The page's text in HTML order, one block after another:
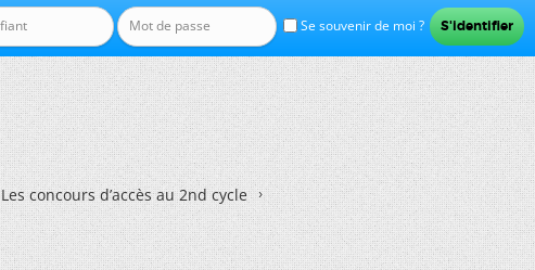
Se souvenir de moi ?
Les concours d’accès au 2nd cycle